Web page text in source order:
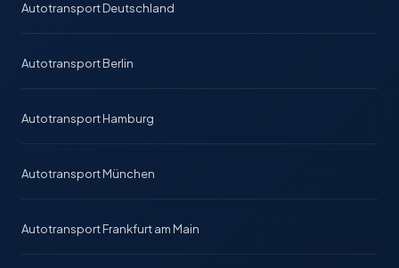
Autotransport Deutschland
Autotransport Berlin
Autotransport Hamburg
Autotransport München
Autotransport Frankfurt am Main